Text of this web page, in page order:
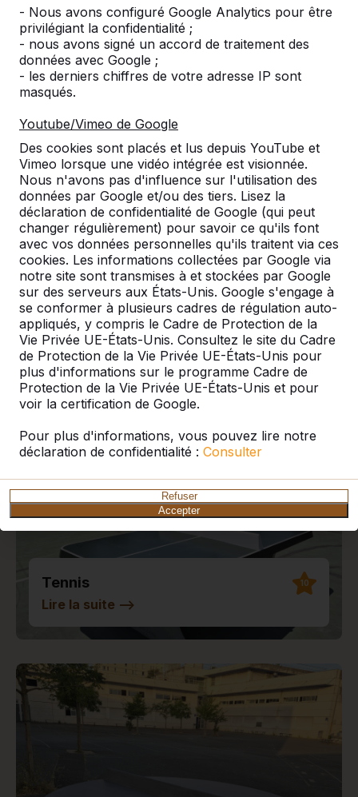
- Nous avons configuré Google Analytics pour être
privilégiant la confidentialité ;
- nous avons signé un accord de traitement des
données avec Google ;
- les derniers chiffres de votre adresse IP sont
masqués.
Youtube/Vimeo de Google
Des cookies sont placés et lus depuis YouTube et
Vimeo lorsque une vidéo intégrée est visionnée.
Nous n'avons pas d'influence sur l'utilisation des
données par Google et/ou des tiers. Lisez la
déclaration de confidentialité de Google (qui peut
changer régulièrement) pour savoir ce qu'ils font
avec vos données personnelles qu'ils traitent via ces
cookies. Les informations collectées par Google via
notre site sont transmises à et stockées par Google
sur des serveurs aux États-Unis. Google s'engage à
se conformer à plusieurs cadres de régulation auto-
appliqués, y compris le Cadre de Protection de la
Vie Privée UE-États-Unis. Consultez le site du Cadre
de Protection de la Vie Privée UE-États-Unis pour
plus d'informations sur le programme Cadre de
Protection de la Vie Privée UE-États-Unis et pour
voir la certification de Google.
Pour plus d'informations, vous pouvez lire notre
déclaration de confidentialité : Consulter
Refuser
Accepter
Tables de ping-pong -->
Une table de jeu pour un infini
résistante aux intempéries,
solide comme le roc et don...
cour d’école, un
espac...
Publications et avis récents
Tennis 10
Lire la suite -->